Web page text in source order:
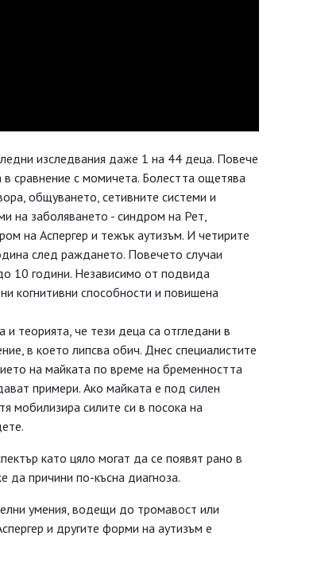
изследвания даже 1 на 44 деца. Повече
сравнение с момичета. Болестта ощетява
общуването, сетивните системи и
на заболяването - синдром на Рет,
на Аспергер и тежък аутизъм. И четирите
след раждането. Повечето случаи
10 години. Независимо от подвида
когнитивни способности и повишена
и теорията, че тези деца са отгледани в
в което липсва обич. Днес специалистите
на майката по време на бременността
примери. Ако майката е под силен
мобилизира силите си в посока на
като цяло могат да се появят рано в
да причини по-късна диагноза.
умения, водещи до тромавост или
и другите форми на аутизъм е